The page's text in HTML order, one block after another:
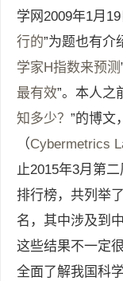
学网2009年1月19
行的”为题也有介
学家H指数来预测
最有效”。本人之
知多少？ ”的博文
（Cybermetrics
止2015年3月第
排行榜，共列举
名，其中涉及到
这些结果不一定
全面了解我国科